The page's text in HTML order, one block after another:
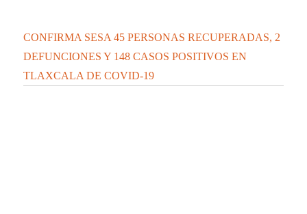
CONFIRMA SESA 45 PERSONAS RECUPERADAS, 2
DEFUNCIONES Y 148 CASOS POSITIVOS EN
TLAXCALA DE COVID-19